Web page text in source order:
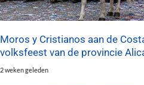
Moros y Cristianos aan de
volksfeest van de provincie
2 weken geleden